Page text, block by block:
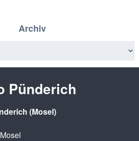
Archiv
Pünderich
(Mosel)